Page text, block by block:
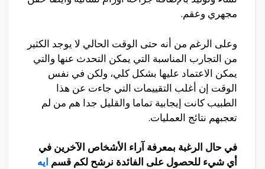
مجهري وعقم.
وعلى الرغم من أنه حتى الوقت الحالي لا يوجد الكثير
من التجارب المناسبة التي يمكن التحدث عنها والتي
يمكن الاعتماد عليها بشكل كلي، ولكن في نفس
الوقت إن أغلب التقييمات التي جاءت عن هذا
الطبيب كانت إيجابية تماما والقليل جدا هم من لم
تعجبهم نتائج العمليات.
في حال الرغبة بمعرفة آراء الأشخاص الآخرين في
أي شيء للحصول على الفائدة نرشح لكم قسم ايه